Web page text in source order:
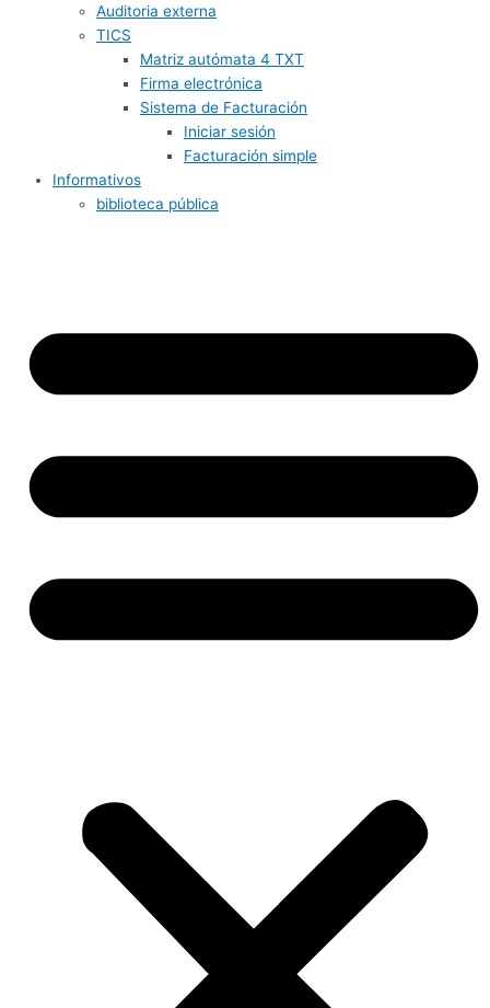
Auditoria externa
TICS
Matriz autómata 4 TXT
Firma electrónica
Sistema de Facturación
Iniciar sesión
Facturación simple
Informativos
biblioteca pública